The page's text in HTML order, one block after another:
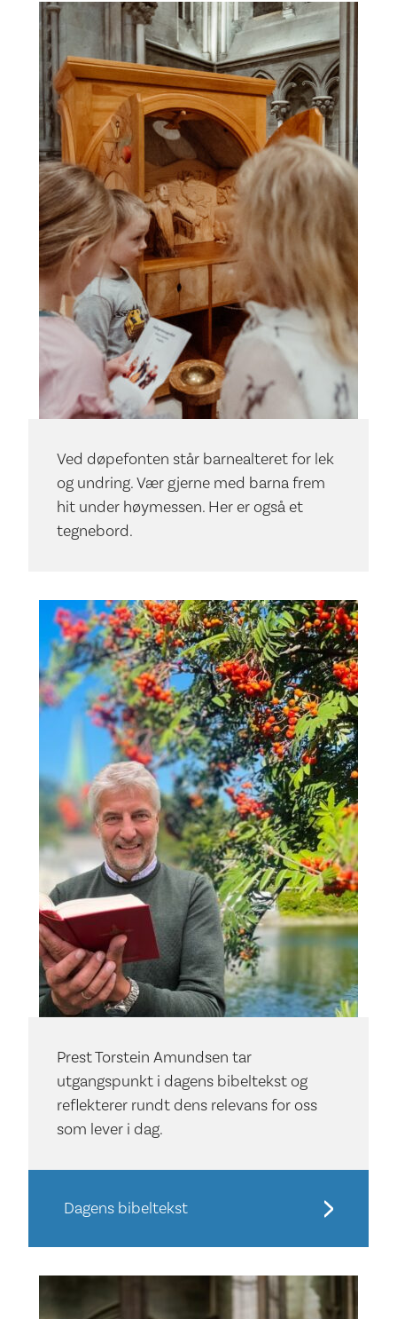
Ved døpefonten står barnealteret for lek
og undring. Vær gjerne med barna frem
hit under høymessen. Her er også et
tegnebord.
Prest Torstein Amundsen tar
utgangspunkt i dagens bibeltekst og
reflekterer rundt dens relevans for oss
som lever i dag.
Dagens bibeltekst